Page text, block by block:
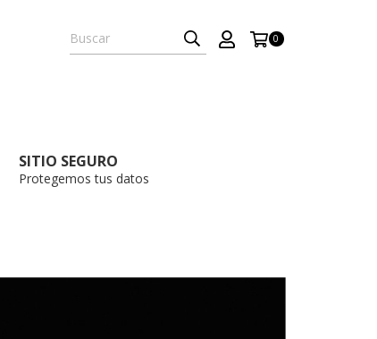
0
SITIO SEGURO
Protegemos tus datos